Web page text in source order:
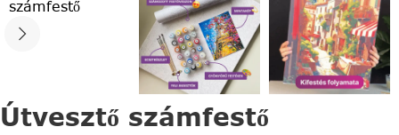
Útvesztő számfestő